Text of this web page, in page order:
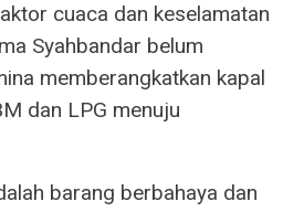
cuaca dan keselamatan
Syahbandar belum
memberangkatkan kapal
dan LPG menuju
barang berbahaya dan